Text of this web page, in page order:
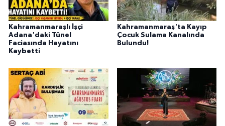
Kahramanmaraşlı İşçi
Adana'daki Tünel
Faciasında Hayatını
Kaybetti
Kahramanmaraş'ta Kayıp
Çocuk Sulama Kanalında
Bulundu!
OTOMOBİL
MİZAH
TARİH
Genel
Politika